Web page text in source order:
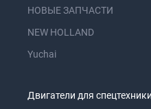
НОВЫЕ ЗАПЧАСТИ
NEW HOLLAND
Yuchai
Двигатели для